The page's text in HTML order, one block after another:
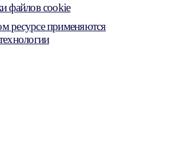
файлов cookie
ресурсе применяются